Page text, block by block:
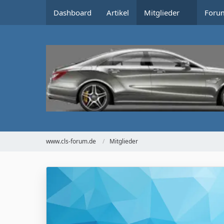
Dashboard Artikel Mitglieder
www.cls-forum.de Mitglieder